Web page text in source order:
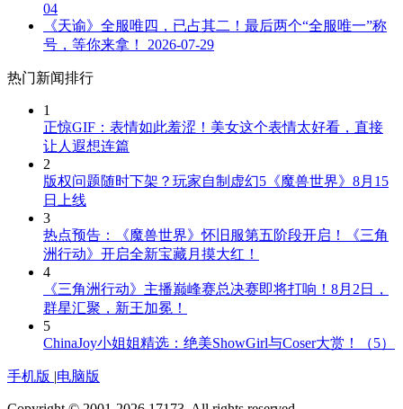
04
《天谕》全服唯四，已占其二！最后两个“全服唯一”称
号，等你来拿！
2026-07-29
热门新闻排行
1
正惊GIF：表情如此羞涩！美女这个表情太好看，直接
让人遐想连篇
2
版权问题随时下架？玩家自制虚幻5《魔兽世界》8月15
日上线
3
热点预告：《魔兽世界》怀旧服第五阶段开启！《三角
洲行动》开启全新宝藏月摸大红！
4
《三角洲行动》主播巅峰赛总决赛即将打响！8月2日，
群星汇聚，新王加冕！
5
ChinaJoy小姐姐精选：绝美ShowGirl与Coser大赏！（5）
手机版 |电脑版